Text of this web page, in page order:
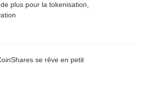
plus pour la tokenisation,
se rêve en petit